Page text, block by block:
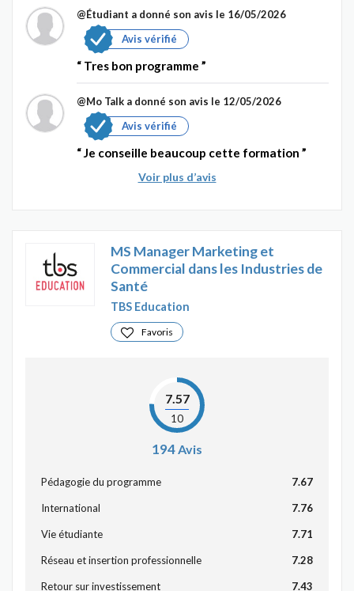
@Étudiant a donné son avis le 16/05/2026
Avis vérifié
Tres bon programme
@Mo Talk a donné son avis le 12/05/2026
Avis vérifié
Je conseille beaucoup cette formation
Voir plus d’avis
MS Manager Marketing et
Commercial dans les Industries de
Santé
TBS Education
Favoris
7.57
10
194Avis
Pédagogie du programme 7.67
International 7.76
Vie étudiante 7.71
Réseau et insertion professionnelle 7.28
Retour sur investissement 7.43